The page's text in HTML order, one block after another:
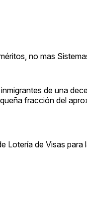
no mas
de una
fracción del
de Visas para